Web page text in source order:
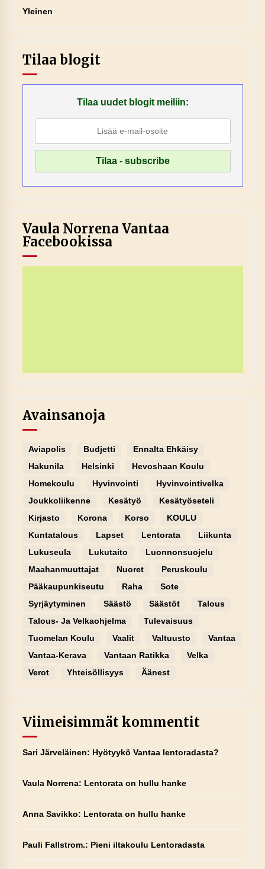
Yleinen
Tilaa blogit
Tilaa uudet blogit meiliin:
Vaula Norrena Vantaa
Facebookissa
Avainsanoja
Aviapolis Budjetti
Ennalta Ehkäisy
Hakunila
Helsinki
Hevoshaan Koulu
Homekoulu
Hyvinvointi
Hyvinvointivelka
Joukkoliikenne
Kesätyö
Kesätyöseteli
Kirjasto
Korona Korso
KOULU
Kuntatalous
Lapset Lentorata
Liikunta
Lukuseula
Lukutaito
Luonnonsuojelu
Maahanmuuttajat
Nuoret
Peruskoulu
Pääkaupunkiseutu
Raha
Sote
Syrjäytyminen
Säästö Säästöt
Talous
Talous- Ja Velkaohjelma
Tulevaisuus
Tuomelan Koulu
Vaalit Valtuusto
Vantaa
Vantaa-Kerava
Vantaan Ratikka
Velka
Verot
Yhteisöllisyys Äänest
Viimeisimmät kommentit
Sari Järveläinen: Hyötyykö Vantaa lentoradasta?
Vaula Norrena: Lentorata on hullu hanke
Anna Savikko: Lentorata on hullu hanke
Pauli Fallstrom.: Pieni iltakoulu Lentoradasta